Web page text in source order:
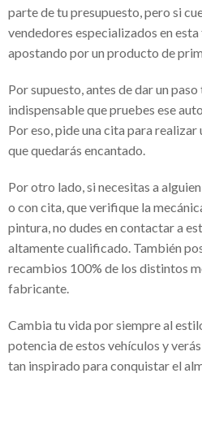
inversión segura
Franquicias de ropa para niños – Gran
Cerradura invisible con mando a
– Seguridad y protección a tu
Tablas paddle surf hinchables –
acuáticos para niños
¿Quién es el empresario Salvador
Ascencio?
Golf courses in Spain – Criterios para
Éxito seguro con el Software de
empresarial de Seidor Business One
parte de tu presupuesto, pero si
vendedores especializados en
apostando por un producto de
Por supuesto, antes de dar un
indispensable que pruebes ese
Por eso, pide una cita para
que quedarás encantado.
Por otro lado, si necesitas a
o con cita, que verifique la
pintura, no dudes en contactar a
altamente cualificado. También
recambios 100% de los distintos
fabricante.
Cambia tu vida por siempre al
potencia de estos vehículos y
tan inspirado para conquistar el